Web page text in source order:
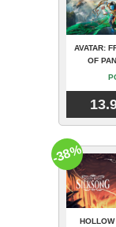
AVATAR:
OF
-38%